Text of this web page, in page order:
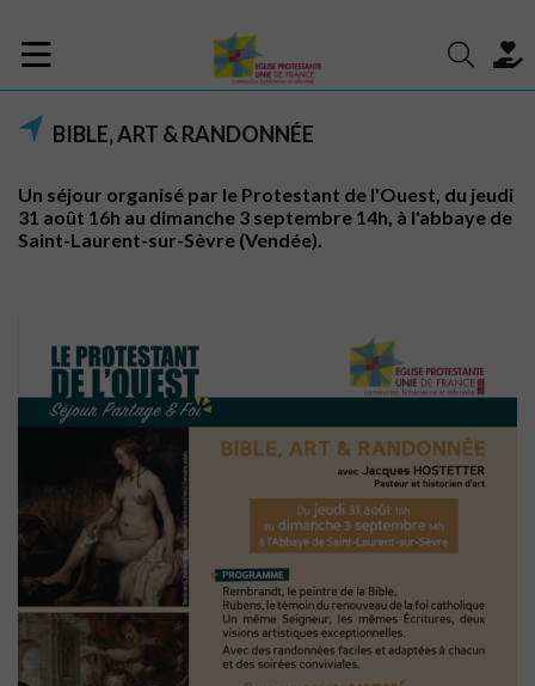
BIBLE, ART & RANDONNÉE
Un séjour organisé par le Protestant de l'Ouest, du jeudi
31 août 16h au dimanche 3 septembre 14h, à l'abbaye de
Saint-Laurent-sur-Sèvre (Vendée).